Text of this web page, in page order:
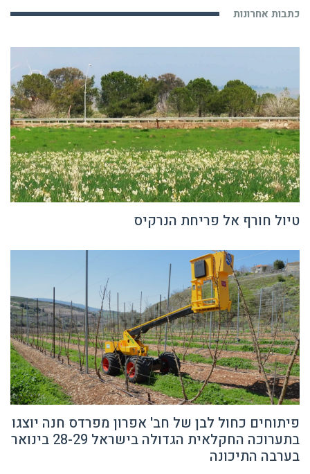
כתבות אחרונות
טיול חורף אל פריחת הנרקיס
פיתוחים כחול לבן של חב' אפרון מפרדס חנה יוצגו
בתערוכה החקלאית הגדולה בישראל 28-29 בינואר
בערבה התיכונה